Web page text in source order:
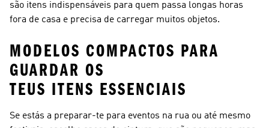
são itens indispensáveis para quem passa longas horas
fora de casa e precisa de carregar muitos objetos.
MODELOS COMPACTOS PARA
GUARDAR OS
TEUS ITENS ESSENCIAIS
Se estás a preparar-te para eventos na rua ou até mesmo